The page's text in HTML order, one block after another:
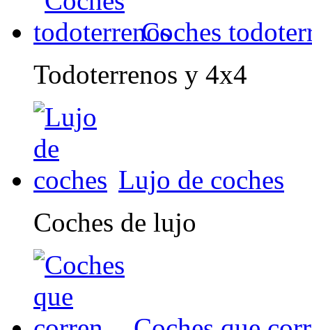
Coches
Todoterrenos y 4x4
Lujo de coches
Coches de lujo